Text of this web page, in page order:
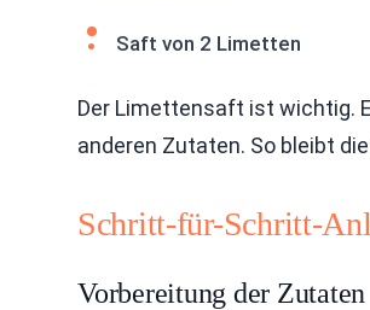
Saft von 2 Limetten
Der Limettensaft ist wichtig.
anderen Zutaten. So bleibt
Schritt-für-Schritt-
Vorbereitung der Zutaten